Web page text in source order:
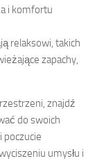
i komfortu
relaksowi, takich
zapachy,
znajdź
do swoich
poczucie
umysłu i